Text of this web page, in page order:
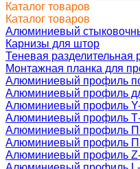
Каталог товаров
Каталог товаров
Алюминиевый
Карнизы для штор
Теневая разделительная
Монтажная планка для
Алюминиевый профиль
Алюминиевый профиль
Алюминиевый профиль
Алюминиевый профиль
Алюминиевый профиль
Алюминиевый профиль
Алюминиевый профиль